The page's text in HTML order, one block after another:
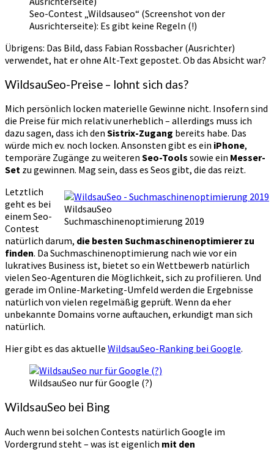
Seo-Contest „Wildsauseo“ (Screenshot von der
Ausrichterseite): Es gibt keine Regeln (!)
Übrigens: Das Bild, dass Fabian Rossbacher (Ausrichter)
verwendet, hat er ohne Alt-Text gepostet. Ob das Absicht war?
WildsauSeo-Preise – lohnt sich das?
Mich persönlich locken materielle Gewinne nicht. Insofern sind
die Preise für mich relativ unerheblich – allerdings muss ich
dazu sagen, dass ich den Sistrix-Zugang bereits habe. Das
würde mich ev. noch locken. Ansonsten gibt es ein iPhone,
temporäre Zugänge zu weiteren Seo-Tools sowie ein Messer-
Set zu gewinnen. Mag sein, dass es Seos gibt, die das reizt.
WildsauSeo
Suchmaschinenoptimierung 2019
Letztlich
geht es bei
einem Seo-
Contest
natürlich darum, die besten Suchmaschinenoptimierer zu
finden. Da Suchmaschinenoptimierung nach wie vor ein
lukratives Business ist, bietet so ein Wettbewerb natürlich
vielen Seo-Agenturen die Möglichkeit, sich zu profilieren. Und
gerade im Online-Marketing-Umfeld werden die Ergebnisse
natürlich von vielen regelmäßig geprüft. Wenn da eher
unbekannte Domains vorne auftauchen, erkundigt man sich
natürlich.
Hier gibt es das aktuelle WildsauSeo-Ranking bei Google.
WildsauSeo nur für Google (?)
WildsauSeo bei Bing
Auch wenn bei solchen Contests natürlich Google im
Vordergrund steht – was ist eigenlich mit den